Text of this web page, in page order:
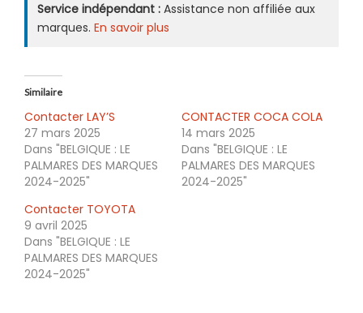
Service indépendant : Assistance non affiliée aux
marques. En savoir plus
Similaire
Contacter LAY’S
27 mars 2025
Dans "BELGIQUE : LE
PALMARES DES MARQUES
2024-2025"
CONTACTER COCA COLA
14 mars 2025
Dans "BELGIQUE : LE
PALMARES DES MARQUES
2024-2025"
Contacter TOYOTA
9 avril 2025
Dans "BELGIQUE : LE
PALMARES DES MARQUES
2024-2025"